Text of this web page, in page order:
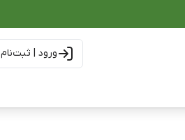
ورود | ثبت‌نام